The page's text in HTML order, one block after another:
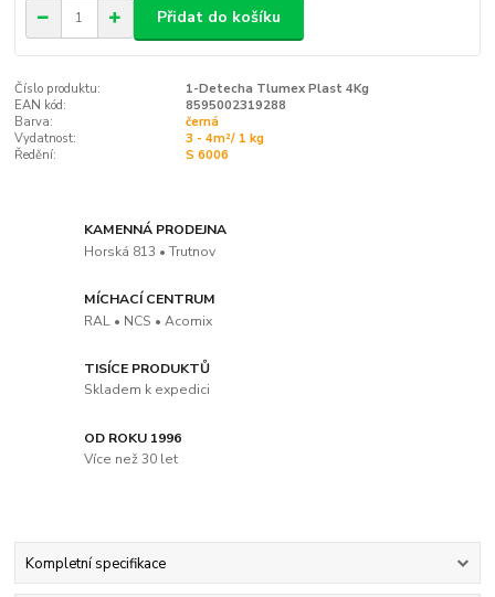
Přidat do košíku
Číslo produktu:
1-Detecha Tlumex Plast 4Kg
EAN kód:
8595002319288
Barva:
černá
Vydatnost:
3 - 4m²/ 1 kg
Ředění:
S 6006
KAMENNÁ PRODEJNA
Horská 813 • Trutnov
MÍCHACÍ CENTRUM
RAL • NCS • Acomix
TISÍCE PRODUKTŮ
Skladem k expedici
OD ROKU 1996
Více než 30 let
Kompletní specifikace